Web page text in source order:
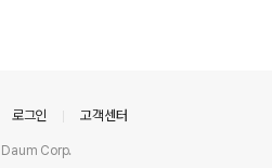
로그인 고객센터
Corp.